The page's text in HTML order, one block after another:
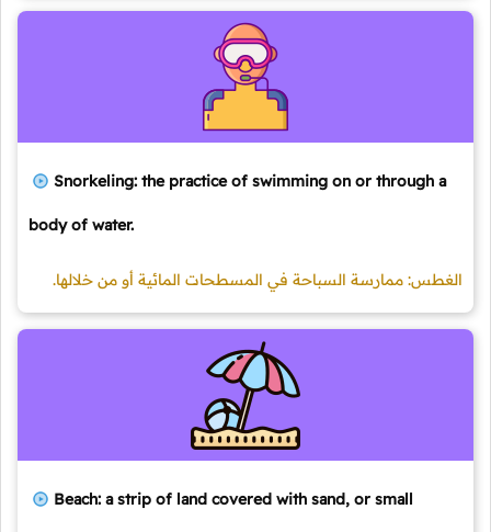
Snorkeling: the practice of swimming on or through a
body of water.
الغطس: ممارسة السباحة في المسطحات المائية أو من خلالها.
Beach: a strip of land covered with sand, or small